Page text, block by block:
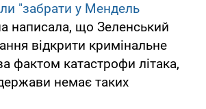
"забрати у Мендель
написала, що Зеленський
відкрити кримінальне
фактом катастрофи літака,
немає таких